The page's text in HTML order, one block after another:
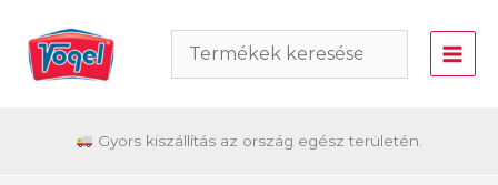
content
Gyors kiszállítás az ország egész területén.